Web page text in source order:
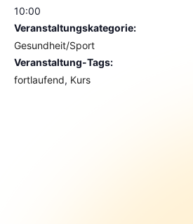
10:00
Veranstaltungskategorie:
Gesundheit/Sport
Veranstaltung-Tags:
fortlaufend, Kurs